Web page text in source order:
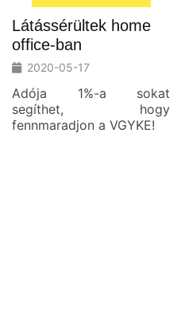
Látássérültek home
office-ban
2020-05-17
Adója 1%-a sokat
segíthet, hogy
fennmaradjon a VGYKE!